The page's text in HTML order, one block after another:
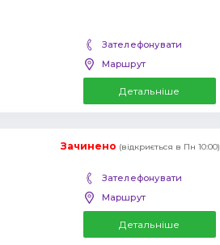
Зателефонувати
Маршрут
Детальніше
Зачинено (відкриється в Пн 10:00)
Зателефонувати
Маршрут
Детальніше